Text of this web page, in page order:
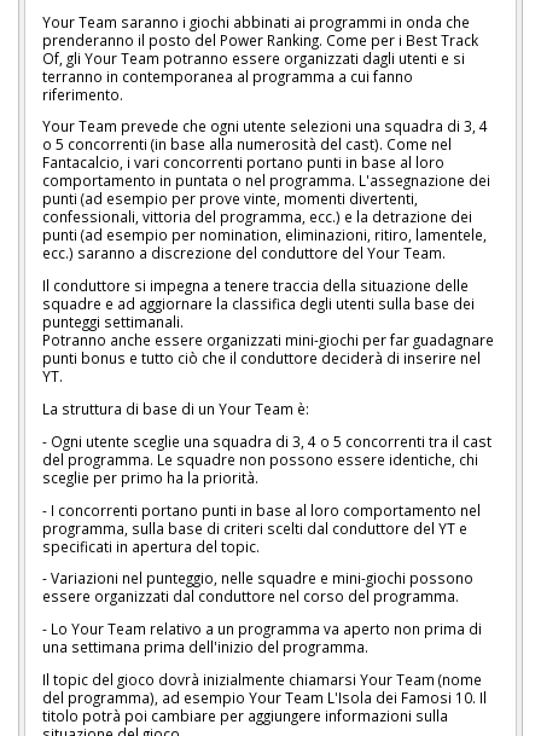
Your Team saranno i giochi abbinati ai programmi in onda che
prenderanno il posto del Power Ranking. Come per i Best Track
Of, gli Your Team potranno essere organizzati dagli utenti e si
terranno in contemporanea al programma a cui fanno
riferimento.
Your Team prevede che ogni utente selezioni una squadra di 3, 4
o 5 concorrenti (in base alla numerosità del cast). Come nel
Fantacalcio, i vari concorrenti portano punti in base al loro
comportamento in puntata o nel programma. L'assegnazione dei
punti (ad esempio per prove vinte, momenti divertenti,
confessionali, vittoria del programma, ecc.) e la detrazione dei
punti (ad esempio per nomination, eliminazioni, ritiro, lamentele,
ecc.) saranno a discrezione del conduttore del Your Team.
Il conduttore si impegna a tenere traccia della situazione delle
squadre e ad aggiornare la classifica degli utenti sulla base dei
punteggi settimanali.
Potranno anche essere organizzati mini-giochi per far guadagnare
punti bonus e tutto ciò che il conduttore deciderà di inserire nel
YT.
La struttura di base di un Your Team è:
- Ogni utente sceglie una squadra di 3, 4 o 5 concorrenti tra il cast
del programma. Le squadre non possono essere identiche, chi
sceglie per primo ha la priorità.
- I concorrenti portano punti in base al loro comportamento nel
programma, sulla base di criteri scelti dal conduttore del YT e
specificati in apertura del topic.
- Variazioni nel punteggio, nelle squadre e mini-giochi possono
essere organizzati dal conduttore nel corso del programma.
- Lo Your Team relativo a un programma va aperto non prima di
una settimana prima dell'inizio del programma.
Il topic del gioco dovrà inizialmente chiamarsi Your Team (nome
del programma), ad esempio Your Team L'Isola dei Famosi 10. Il
titolo potrà poi cambiare per aggiungere informazioni sulla